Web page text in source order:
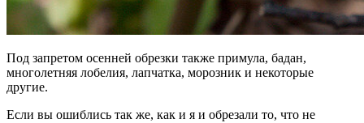
Под запретом осенней обрезки также примула, бадан,
многолетняя лобелия, лапчатка, морозник и некоторые
другие.
Если вы ошиблись так же, как и я и обрезали то, что не